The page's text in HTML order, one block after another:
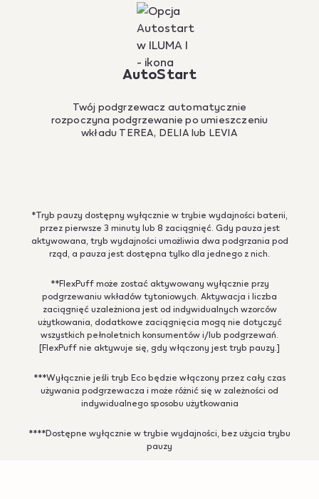
AutoStart
Twój podgrzewacz automatycznie
rozpoczyna podgrzewanie po umieszczeniu
wkładu TEREA, DELIA lub LEVIA
*Tryb pauzy dostępny wyłącznie w trybie wydajności baterii,
przez pierwsze 3 minuty lub 8 zaciągnięć. Gdy pauza jest
aktywowana, tryb wydajności umożliwia dwa podgrzania pod
rząd, a pauza jest dostępna tylko dla jednego z nich.
**FlexPuff może zostać aktywowany wyłącznie przy
podgrzewaniu wkładów tytoniowych. Aktywacja i liczba
zaciągnięć uzależniona jest od indywidualnych wzorców
użytkowania, dodatkowe zaciągnięcia mogą nie dotyczyć
wszystkich pełnoletnich konsumentów i/lub podgrzewań.
[FlexPuff nie aktywuje się, gdy włączony jest tryb pauzy.]
***Wyłącznie jeśli tryb Eco będzie włączony przez cały czas
używania podgrzewacza i może różnić się w zależności od
indywidualnego sposobu użytkowania
****Dostępne wyłącznie w trybie wydajności, bez użycia trybu
pauzy